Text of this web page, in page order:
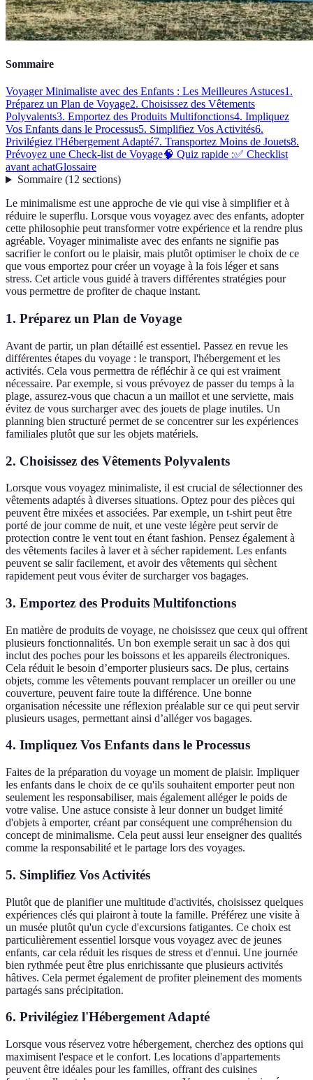
Sommaire
Voyager Minimaliste avec des Enfants : Les Meilleures Astuces1.
Préparez un Plan de Voyage2. Choisissez des Vêtements
Polyvalents3. Emportez des Produits Multifonctions4. Impliquez
Vos Enfants dans le Processus5. Simplifiez Vos Activités6.
Privilégiez l'Hébergement Adapté7. Transportez Moins de Jouets8.
Prévoyez une Check-list de Voyage🧠 Quiz rapide :✅ Checklist
avant achatGlossaire
Sommaire(12 sections)
Le minimalisme est une approche de vie qui vise à simplifier et à
réduire le superflu. Lorsque vous voyagez avec des enfants, adopter
cette philosophie peut transformer votre expérience et la rendre plus
agréable. Voyager minimaliste avec des enfants ne signifie pas
sacrifier le confort ou le plaisir, mais plutôt optimiser le choix de ce
que vous emportez pour créer un voyage à la fois léger et sans
stress. Cet article vous guidé à travers différentes stratégies pour
vous permettre de profiter de chaque instant.
1. Préparez un Plan de Voyage
Avant de partir, un plan détaillé est essentiel. Passez en revue les
différentes étapes du voyage : le transport, l'hébergement et les
activités. Cela vous permettra de réfléchir à ce qui est vraiment
nécessaire. Par exemple, si vous prévoyez de passer du temps à la
plage, assurez-vous que chacun a un maillot et une serviette, mais
évitez de vous surcharger avec des jouets de plage inutiles. Un
planning bien structuré permet de se concentrer sur les expériences
familiales plutôt que sur les objets matériels.
2. Choisissez des Vêtements Polyvalents
Lorsque vous voyagez minimaliste, il est crucial de sélectionner des
vêtements adaptés à diverses situations. Optez pour des pièces qui
peuvent être mixées et associées. Par exemple, un t-shirt peut être
porté de jour comme de nuit, et une veste légère peut servir de
protection contre le vent tout en étant fashion. Pensez également à
des vêtements faciles à laver et à sécher rapidement. Les enfants
peuvent se salir facilement, et avoir des vêtements qui sèchent
rapidement peut vous éviter de surcharger vos bagages.
3. Emportez des Produits Multifonctions
En matière de produits de voyage, ne choisissez que ceux qui offrent
plusieurs fonctionnalités. Un bon exemple serait un sac à dos qui
inclut des poches pour les boissons et les appareils électroniques.
Cela réduit le besoin d’emporter plusieurs sacs. De plus, certains
objets, comme les vêtements pouvant remplacer un oreiller ou une
couverture, peuvent faire toute la différence. Une bonne
organisation nécessite une réflexion préalable sur ce qui peut servir
plusieurs usages, permettant ainsi d’alléger vos bagages.
4. Impliquez Vos Enfants dans le Processus
Faites de la préparation du voyage un moment de plaisir. Impliquer
les enfants dans le choix de ce qu'ils souhaitent emporter peut non
seulement les responsabiliser, mais également alléger le poids de
votre valise. Une astuce consiste à leur donner un budget limité
d'objets à emporter, créant par conséquent une compréhension du
concept de minimalisme. Cela peut aussi leur enseigner des qualités
comme la responsabilité et le partage lors des voyages.
5. Simplifiez Vos Activités
Plutôt que de planifier une multitude d'activités, choisissez quelques
expériences clés qui plairont à toute la famille. Préférez une visite à
un musée plutôt qu'un cycle d'excursions fatigantes. Ce choix est
particulièrement essentiel lorsque vous voyagez avec de jeunes
enfants, car cela réduit les risques de stress et d'ennui. Une journée
bien rythmée peut être plus enrichissante que plusieurs activités
hâtives. Cela permet également de profiter pleinement des moments
partagés sans précipitation.
6. Privilégiez l'Hébergement Adapté
Lorsque vous réservez votre hébergement, cherchez des options qui
maximisent l'espace et le confort. Les locations d'appartements
peuvent être idéales pour les familles, offrant des cuisines